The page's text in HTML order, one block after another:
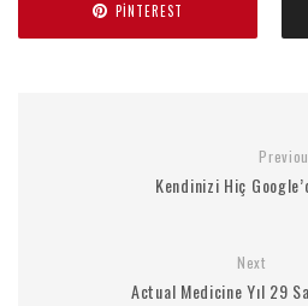
PINTEREST
Kendinizi Hiç
Next
Actual Medicine Yıl 29